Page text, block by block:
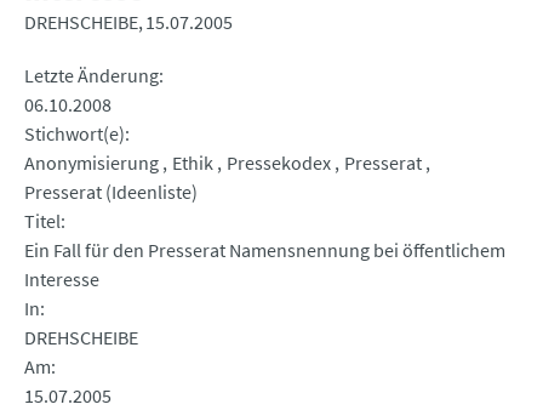
DREHSCHEIBE 15.07.2005
Letzte Änderung
06.10.2008
Stichwort(e)
Anonymisierung Ethik Pressekodex Presserat
Presserat (Ideenliste)
Titel
Ein Fall für den Presserat Namensnennung bei öffentlichem
Interesse
In
DREHSCHEIBE
Am
15.07.2005